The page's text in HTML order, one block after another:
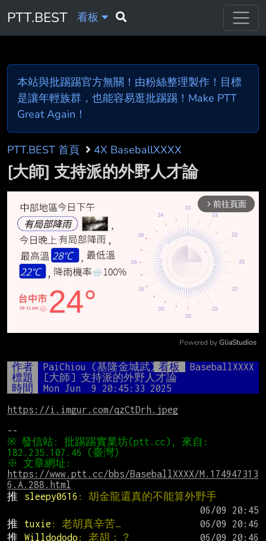
PTT.BEST 看板
本站與批踢踢官方無關！由粉絲整理製作！目標
是讓年輕族群，也能容易逛批踢踢！Make PTT
Great Again！
PTT.BEST 首頁 4X BaseballXXXX
[大師] 支持派的外野人才論
arrow_forward_ios 前往頁面
Mute
Powered by GliaStudios
作者 PaiChiou (基隆金城武) 看板
BaseballXXXX
標題
[大師] 支持派的外野人才論
時間
Mon Jun  9 20:45:33 2025
https://i.imgur.com/qzCtDrh.jpeg
※ 發信站: 批踢踢實業坊(ptt.cc), 來自:
https://www.ptt.cc/bbs/BaseballXXXX/M.174947313
6.A.288.html
推
sleepy0616 : 胡金龍還真的不能算外野手
推
tuxie : 老胡真辛苦…
推
Willdododo : 老胡：？